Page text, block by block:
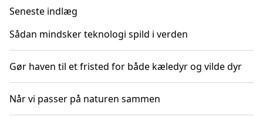
Seneste indlæg
Sådan mindsker teknologi spild i verden
Gør haven til et fristed for både kæledyr og vilde dyr
Når vi passer på naturen sammen